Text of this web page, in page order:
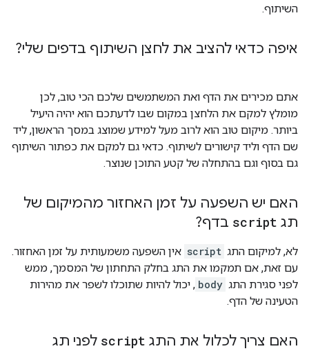
השיתוף.
איפה כדאי להציב את לחצן השיתוף בדפים שלי?
אתם מכירים את הדף ואת המשתמשים שלכם הכי טוב, לכן
מומלץ למקם את הלחצן במקום שבו לדעתכם הוא יהיה היעיל
ביותר. מיקום טוב הוא לרוב מעל למידע שמוצג במסך הראשון, ליד
שם הדף וליד קישורים לשיתוף. כדאי גם למקם את כפתור השיתוף
גם בסוף וגם בהתחלה של קטע התוכן שנוצר.
האם יש השפעה על זמן האחזור מהמיקום של
תג script בדף?
לא, למיקום התג script אין השפעה משמעותית על זמן האחזור.
עם זאת, אם תמקמו את התג בחלק התחתון של המסמך, ממש
לפני סגירת התג body , יכול להיות שתוכלו לשפר את מהירות
הטעינה של הדף.
האם צריך לכלול את התג script לפני תג